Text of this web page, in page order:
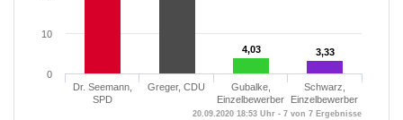
4,03
4,03 3,33
3,33
Dr. Seemann,
SPD
Greger, CDU
Gubalke,
Einzelbewerber
Schwarz,
Einzelbewerber
0
10
20.09.2020 18:53 Uhr - 7 von 7 Ergebnisse